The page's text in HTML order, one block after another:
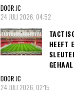
DOOR JC
24 JULI 2026, 04:52
HEEFT
DOOR JC
24 JULI 2026, 02:15